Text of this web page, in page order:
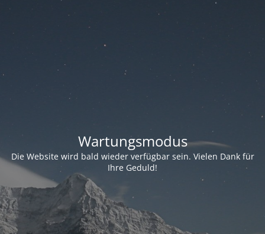
Wartungsmodus
Die Website wird bald wieder verfügbar sein. Vielen Dank für
Ihre Geduld!